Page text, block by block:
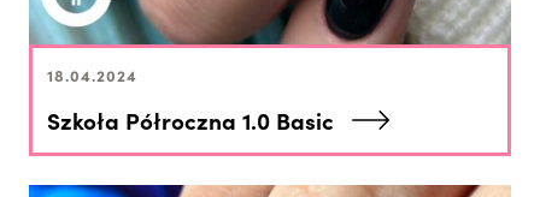
18.04.2024
Szkoła Półroczna 1.0 Basic